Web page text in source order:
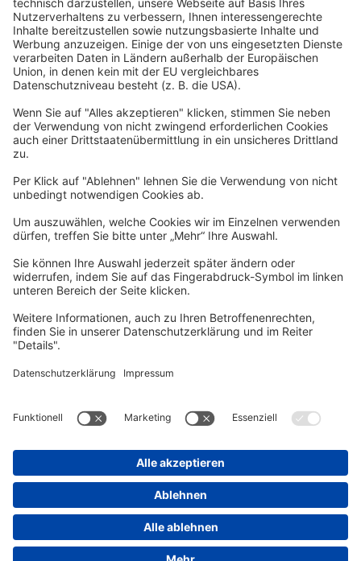
Allgemeine Geschäftsbedingungen
Widerrufsbelehrung
Datenschutzerklärung
Barrierefreiheitserklärung
Impressum
Newsletter
Per E-Mail informieren wir Sie über interessante Angebote.
Zum Newsletter anmelden
vhs Post
Zur vhs Post anmelden
Kontrast
Kurs-Merkliste
Bitte melden Sie sich über den folgenden Button an:
Sie haben noch kein Konto?
Registrieren Sie sich jetzt
Warenkorb
Es befinden sich derzeit keine Kurse/Veranstaltungen in Ihrem